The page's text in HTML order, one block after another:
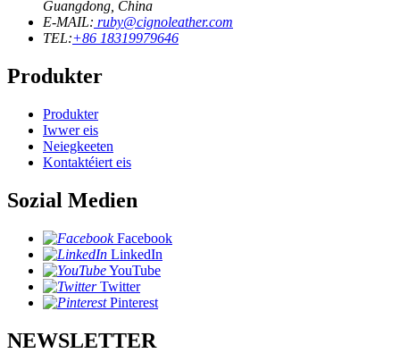
Guangdong, China
E-MAIL: ruby@cignoleather.com
TEL:+86 18319979646
Produkter
Produkter
Iwwer eis
Neiegkeeten
Kontaktéiert eis
Sozial Medien
Facebook
LinkedIn
YouTube
Twitter
Pinterest
NEWSLETTER